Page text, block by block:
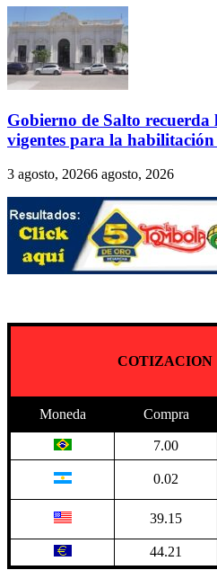
Gobierno de Salto recuerda
vigentes para la habilitación
3 agosto, 20266 agosto, 2026
COTIZACION
Moneda Compra
7.00
0.02
39.15
44.21